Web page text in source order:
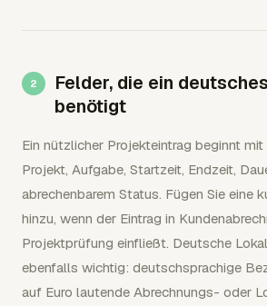
Felder, die ein
benötigt
Ein nützlicher Projekteintrag beginnt mit
Projekt, Aufgabe, Startzeit, Endzeit,
abrechenbarem Status. Fügen Sie eine
hinzu, wenn der Eintrag in
Projektprüfung einfließt. Deutsche
ebenfalls wichtig: deutschsprachige
auf Euro lautende Abrechnungs- oder